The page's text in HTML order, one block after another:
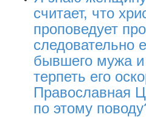
считает, что
проповедует
следовательно
бывшего мужа и
терпеть его
Православная
по этому